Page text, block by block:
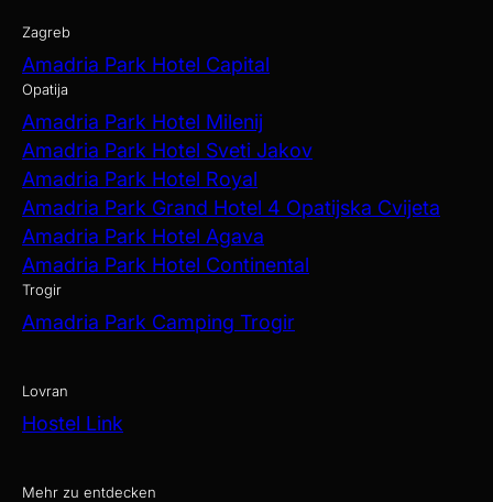
Zagreb
Amadria Park Hotel Capital
Opatija
Amadria Park Hotel Milenij
Amadria Park Hotel Sveti Jakov
Amadria Park Hotel Royal
Amadria Park Grand Hotel 4 Opatijska Cvijeta
Amadria Park Hotel Agava
Amadria Park Hotel Continental
Trogir
Amadria Park Camping Trogir
Lovran
Hostel Link
Mehr zu entdecken